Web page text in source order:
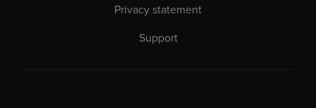
Privacy statement
Support